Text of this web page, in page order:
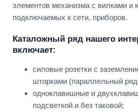
элементов механизма с вилками и
подключаемых к сети, приборов.
Каталожный ряд нашего
включает:
силовые розетки с
шторками (параллельный
одноклавишные и
подсветкой и без таковой;